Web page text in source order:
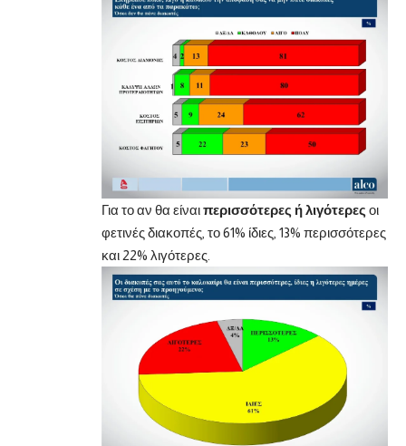
Για το αν θα είναιπερισσότερες ή λιγότερες οι
φετινές διακοπές, το 61% ίδιες, 13% περισσότερες
και 22% λιγότερες.